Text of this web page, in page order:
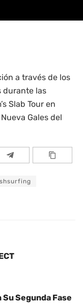
a través de los
durante las
Slab Tour en
Gales del
Su Segunda Fase